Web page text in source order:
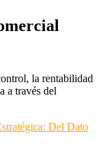
la rentabilidad
a través del
Del Dato